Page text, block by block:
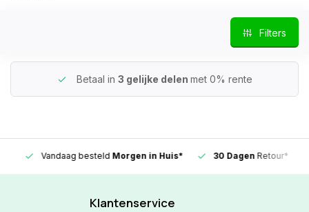
Filters
Betaal in 3 gelijke delen met 0% rente
Vandaag besteldMorgen in Huis* 30 DagenRetour*
Klantenservice